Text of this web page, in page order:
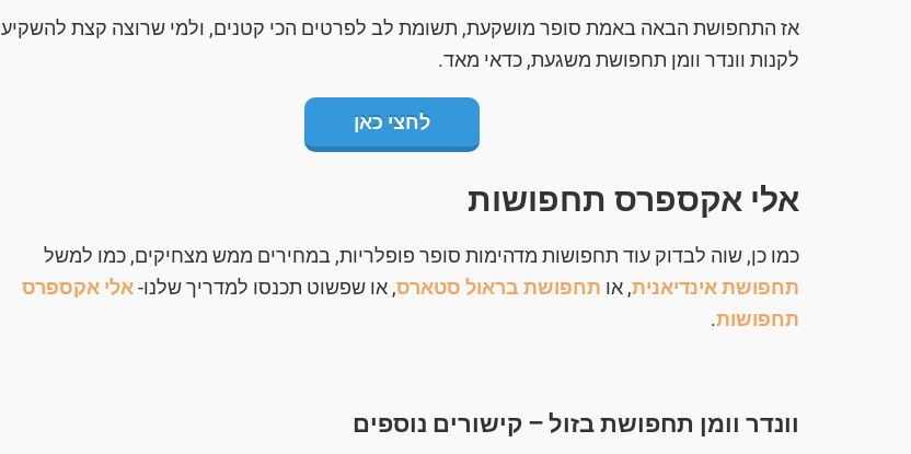
אז התחפושת הבאה באמת סופר מושקעת, תשומת לב לפרטים הכי קטנים, ולמי שרוצה קצת להשקיע
לקנות וונדר וומן תחפושת משגעת, כדאי מאד.
לחצי כאן
אלי אקספרס תחפושות
כמו כן, שוה לבדוק עוד תחפושות מדהימות סופר פופלריות, במחירים ממש מצחיקים, כמו למשל
תחפושת אינדיאנית, או תחפושת בראול סטארס, או שפשוט תכנסו למדריך שלנו-אלי אקספרס
תחפושות.
וונדר וומן תחפושת בזול – קישורים נוספים